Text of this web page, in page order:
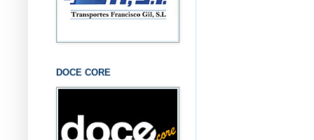
DOCE CORE